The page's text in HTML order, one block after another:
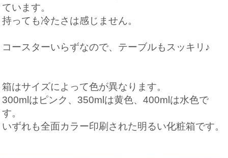
ています。
持っても冷たさは感じません。
コースターいらずなので、テーブルもスッキリ♪
箱はサイズによって色が異なります。
300mlはピンク、350mlは黄色、400mlは水色で
す。
いずれも全面カラー印刷された明るい化粧箱です。